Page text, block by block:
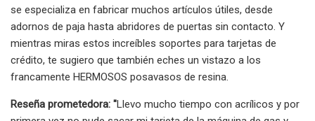
se especializa en fabricar muchos artículos útiles, desde
adornos de paja hasta abridores de puertas sin contacto. Y
mientras miras estos increíbles soportes para tarjetas de
crédito, te sugiero que también eches un vistazo a los
francamente HERMOSOS posavasos de resina.
Reseña prometedora: "Llevo mucho tiempo con acrílicos y por